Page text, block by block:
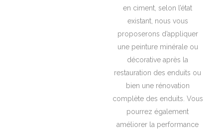
en ciment, selon l’état
existant, nous vous
proposerons d’appliquer
une peinture minérale ou
décorative après la
restauration des enduits ou
bien une rénovation
complète des enduits. Vous
pourrez également
améliorer la performance